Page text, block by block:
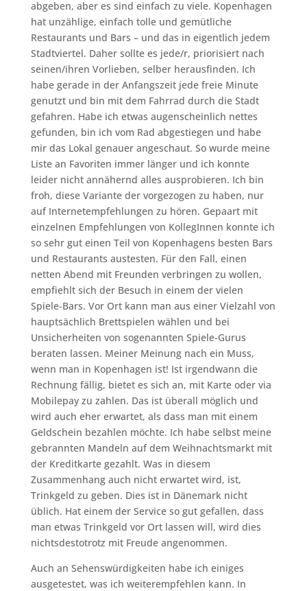
abgeben, aber es sind einfach zu viele. Kopenhagen
hat unzählige, einfach tolle und gemütliche
Restaurants und Bars – und das in eigentlich jedem
Stadtviertel. Daher sollte es jede/r, priorisiert nach
seinen/ihren Vorlieben, selber herausfinden. Ich
habe gerade in der Anfangszeit jede freie Minute
genutzt und bin mit dem Fahrrad durch die Stadt
gefahren. Habe ich etwas augenscheinlich nettes
gefunden, bin ich vom Rad abgestiegen und habe
mir das Lokal genauer angeschaut. So wurde meine
Liste an Favoriten immer länger und ich konnte
leider nicht annähernd alles ausprobieren. Ich bin
froh, diese Variante der vorgezogen zu haben, nur
auf Internetempfehlungen zu hören. Gepaart mit
einzelnen Empfehlungen von KollegInnen konnte ich
so sehr gut einen Teil von Kopenhagens besten Bars
und Restaurants austesten. Für den Fall, einen
netten Abend mit Freunden verbringen zu wollen,
empfiehlt sich der Besuch in einem der vielen
Spiele-Bars. Vor Ort kann man aus einer Vielzahl von
hauptsächlich Brettspielen wählen und bei
Unsicherheiten von sogenannten Spiele-Gurus
beraten lassen. Meiner Meinung nach ein Muss,
wenn man in Kopenhagen ist! Ist irgendwann die
Rechnung fällig, bietet es sich an, mit Karte oder via
Mobilepay zu zahlen. Das ist überall möglich und
wird auch eher erwartet, als dass man mit einem
Geldschein bezahlen möchte. Ich habe selbst meine
gebrannten Mandeln auf dem Weihnachtsmarkt mit
der Kreditkarte gezahlt. Was in diesem
Zusammenhang auch nicht erwartet wird, ist,
Trinkgeld zu geben. Dies ist in Dänemark nicht
üblich. Hat einem der Service so gut gefallen, dass
man etwas Trinkgeld vor Ort lassen will, wird dies
nichtsdestotrotz mit Freude angenommen.
Auch an Sehenswürdigkeiten habe ich einiges
ausgetestet, was ich weiterempfehlen kann. In